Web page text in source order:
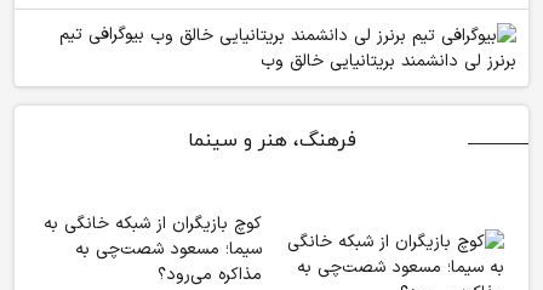
بیوگرافی تیم
برنرز لی دانشمند بریتانیایی خالق وب
فرهنگ، هنر و سینما
کوچ بازیگران از شبکه خانگی به
سیما؛ مسعود شصت‌چی به
مذاکره می‌رود؟